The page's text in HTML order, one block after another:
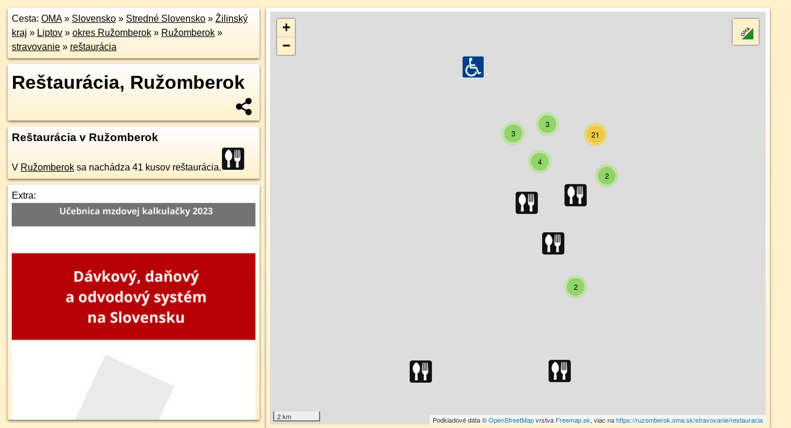
Cesta: OMA» Slovensko » Stredné Slovensko » Žilinský
kraj » Liptov » okres Ružomberok » Ružomberok »
stravovanie » reštaurácia
Reštaurácia, Ružomberok
Reštaurácia v Ružomberok
V Ružomberok sa nachádza 41 kusov reštaurácia.
Extra:
2
4
3
3
2
21
+
−
2 km Podkladové dáta ©OpenStreetMapvrstva Freemap.sk, viac nahttps://ruzomberok.oma.sk/stravovanie/restauracia